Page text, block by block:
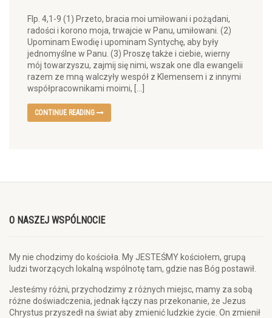
Flp. 4,1-9 (1) Przeto, bracia moi umiłowani i pożądani,
radości i korono moja, trwajcie w Panu, umiłowani. (2)
Upominam Ewodię i upominam Syntychę, aby były
jednomyślne w Panu. (3) Proszę także i ciebie, wierny
mój towarzyszu, zajmij się nimi, wszak one dla ewangelii
razem ze mną walczyły wespół z Klemensem i z innymi
współpracownikami moimi, […]
CONTINUE READING
O NASZEJ WSPÓLNOCIE
My nie chodzimy do kościoła. My JESTEŚMY kościołem, grupą
ludzi tworzących lokalną wspólnotę tam, gdzie nas Bóg postawił.
Jesteśmy różni, przychodzimy z różnych miejsc, mamy za sobą
różne doświadczenia, jednak łączy nas przekonanie, że Jezus
Chrystus przyszedł na świat aby zmienić ludzkie życie. On zmienił